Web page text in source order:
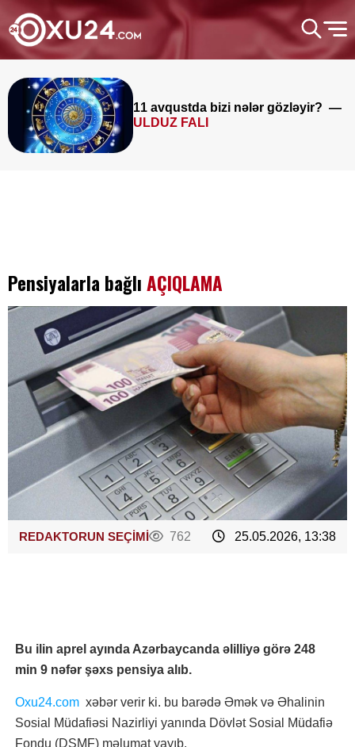
11 avqustda bizi nələr gözləyir? —
ULDUZ FALI
Pensiyalarla bağlı AÇIQLAMA
REDAKTORUN SEÇİMİ 762 25.05.2026, 13:38
Bu ilin aprel ayında Azərbaycanda əlilliyə görə 248
min 9 nəfər şəxs pensiya alıb.
Oxu24.com xəbər verir ki. bu barədə Əmək və Əhalinin
Sosial Müdafiəsi Nazirliyi yanında Dövlət Sosial Müdafiə
Fondu (DSMF) məlumat yayıb.